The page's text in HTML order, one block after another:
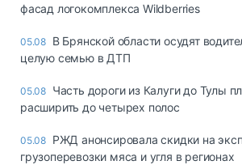
фасад логокомплекса Wildberries
05.08 В Брянской области осудят
целую семью в ДТП
05.08 Часть дороги из Калуги до Тулы
расширить до четырех полос
05.08 РЖД анонсировала скидки на
грузоперевозки мяса и угля в регионах